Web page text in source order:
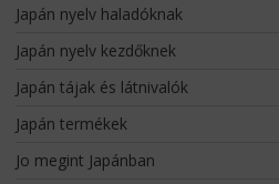
Japán nyelv haladóknak
Japán nyelv kezdőknek
Japán tájak és látnivalók
Japán termékek
Jo megint Japánban